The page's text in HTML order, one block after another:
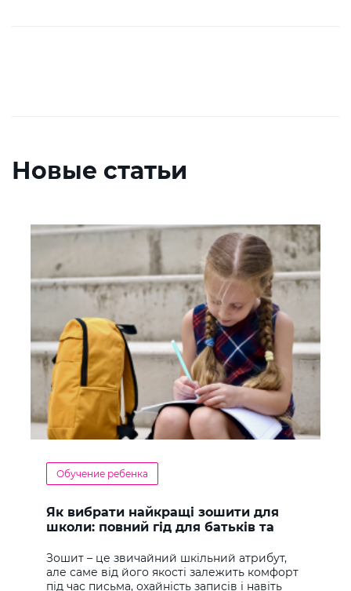
Новые статьи
Обучение ребенка
Як вибрати найкращі зошити для
школи: повний гід для батьків та
Зошит – це звичайний шкільний атрибут,
але саме від його якості залежить комфорт
під час письма, охайність записів і навіть